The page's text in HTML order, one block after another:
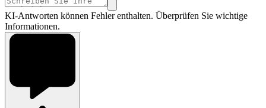
KI-Antworten können Fehler enthalten. Überprüfen Sie wichtige
Informationen.